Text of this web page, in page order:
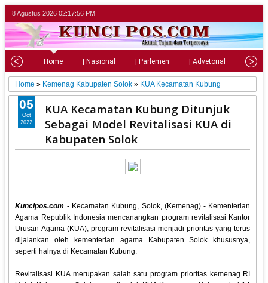
8 Agustus 2026 02:17:57 PM
Home | Nasional | Parlemen | Advetorial |
Home » Kemenag Kabupaten Solok » KUA Kecamatan Kubung
KUA Kecamatan Kubung Ditunjuk
Sebagai Model Revitalisasi KUA di
Kabupaten Solok
Kuncipos.com -Kecamatan Kubung, Solok, (Kemenag) - Kementerian
Agama Republik Indonesia mencanangkan program revitalisasi Kantor
Urusan Agama (KUA), program revitalisasi menjadi prioritas yang terus
dijalankan oleh kementerian agama Kabupaten Solok khususnya,
seperti halnya di Kecamatan Kubung.
Revitalisasi KUA merupakan salah satu program prioritas kemenag RI
05
Oct
2022